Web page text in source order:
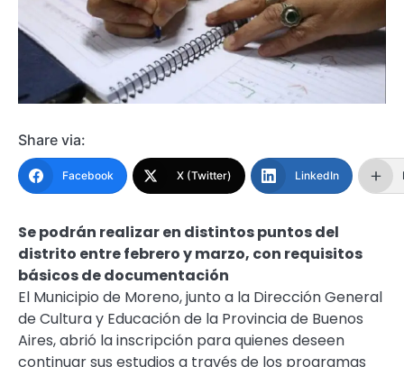
Share via:
Facebook X (Twitter) LinkedIn
Se podrán realizar en distintos puntos del
distrito entre febrero y marzo, con requisitos
básicos de documentación
El Municipio de Moreno, junto a la Dirección General
de Cultura y Educación de la Provincia de Buenos
Aires, abrió la inscripción para quienes deseen
continuar sus estudios a través de los programas